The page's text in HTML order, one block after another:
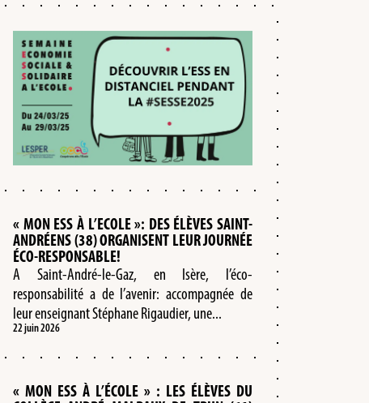
« MON ESS À L’ECOLE »: DES ÉLÈVES SAINT-
ANDRÉENS (38) ORGANISENT LEUR JOURNÉE
ÉCO-RESPONSABLE!
A Saint-André-le-Gaz, en Isère, l’éco-
responsabilité a de l’avenir: accompagnée de
leur enseignant Stéphane Rigaudier, une...
22 juin 2026
« MON ESS À L’ÉCOLE » : LES ÉLÈVES DU